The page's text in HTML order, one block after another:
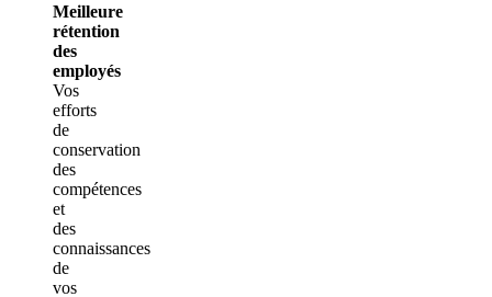
Meilleure
rétention
des
employés
Vos
efforts
de
conservation
des
compétences
et
des
connaissances
de
vos